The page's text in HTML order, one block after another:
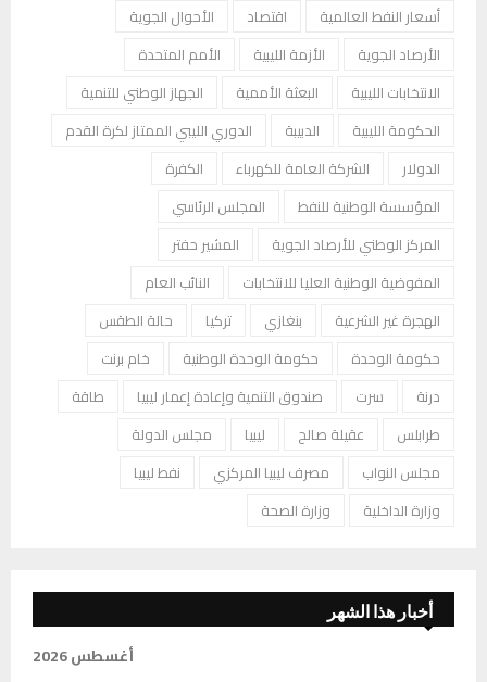
أسعار النفط العالمية
اقتصاد
الأحوال الجوية
الأرصاد الجوية
الأزمة الليبية
الأمم المتحدة
الانتخابات الليبية
البعثة الأممية
الجهاز الوطني للتنمية
الحكومة الليبية
الدبيبة
الدوري الليبي الممتاز لكرة القدم
الدولار
الشركة العامة للكهرباء
الكفرة
المؤسسة الوطنية للنفط
المجلس الرئاسي
المركز الوطني للأرصاد الجوية
المشير حفتر
المفوضية الوطنية العليا للانتخابات
النائب العام
الهجرة غير الشرعية
بنغازي تركيا
حالة الطقس
حكومة الوحدة
حكومة الوحدة الوطنية
خام برنت
درنة
سرت صندوق التنمية وإعادة إعمار ليبيا
طاقة
طرابلس
عقيلة صالح ليبيا
مجلس الدولة
مجلس النواب
مصرف ليبيا المركزي
نفط ليبيا
وزارة الداخلية
وزارة الصحة
أخبار هذا الشهر
أغسطس 2026